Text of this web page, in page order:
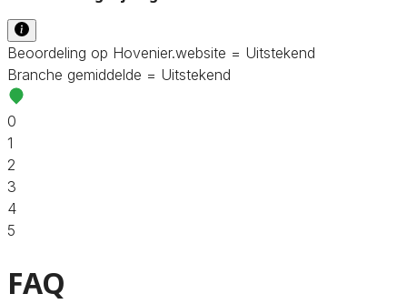
Beoordeling op Hovenier.website = Uitstekend
Branche gemiddelde = Uitstekend
0
1
2
3
4
5
FAQ